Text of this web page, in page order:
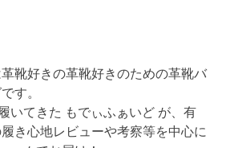
靴好きの革靴好きのための革靴バ
す。
いてきた もでぃふぁいど が、有
き心地レビューや考察等を中心に